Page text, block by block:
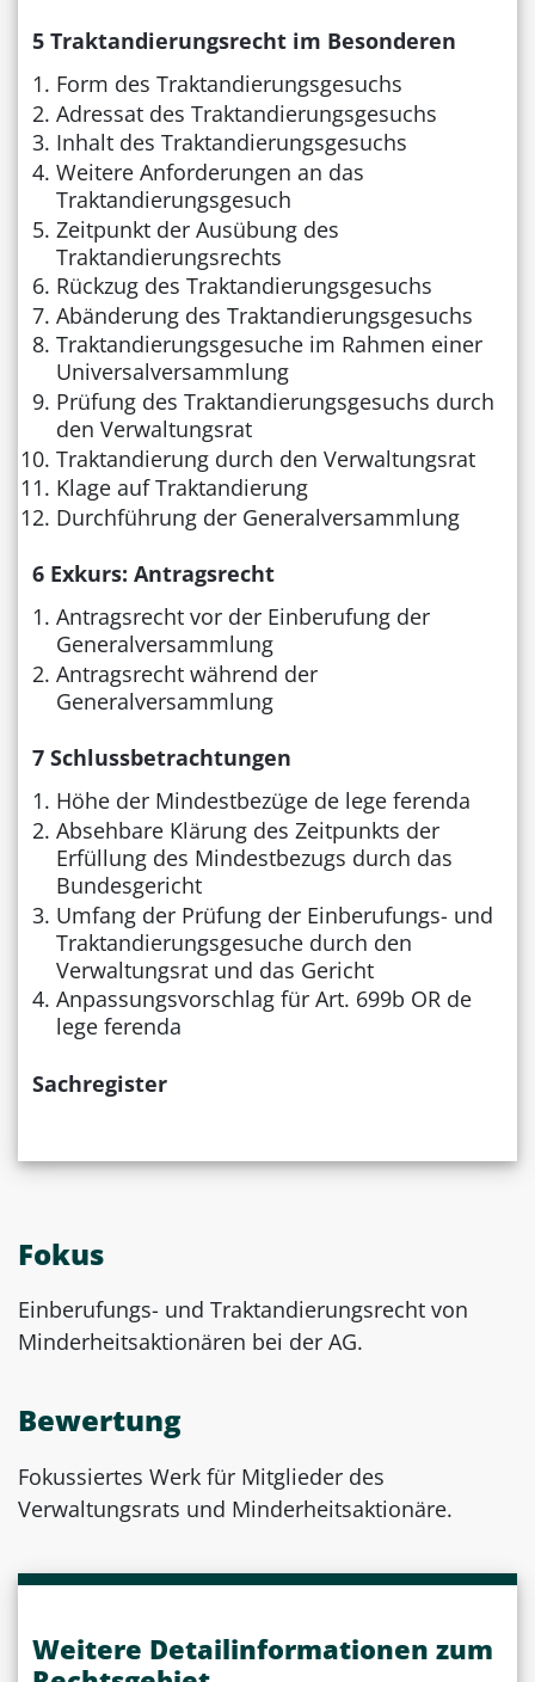
5 Traktandierungsrecht im Besonderen
Form des Traktandierungsgesuchs
Adressat des Traktandierungsgesuchs
Inhalt des Traktandierungsgesuchs
Weitere Anforderungen an das
Traktandierungsgesuch
Zeitpunkt der Ausübung des
Traktandierungsrechts
Rückzug des Traktandierungsgesuchs
Abänderung des Traktandierungsgesuchs
Traktandierungsgesuche im Rahmen einer
Universalversammlung
Prüfung des Traktandierungsgesuchs durch
den Verwaltungsrat
Traktandierung durch den Verwaltungsrat
Klage auf Traktandierung
Durchführung der Generalversammlung
6 Exkurs: Antragsrecht
Antragsrecht vor der Einberufung der
Generalversammlung
Antragsrecht während der
Generalversammlung
7 Schlussbetrachtungen
Höhe der Mindestbezüge de lege ferenda
Absehbare Klärung des Zeitpunkts der
Erfüllung des Mindestbezugs durch das
Bundesgericht
Umfang der Prüfung der Einberufungs- und
Traktandierungsgesuche durch den
Verwaltungsrat und das Gericht
Anpassungsvorschlag für Art. 699b OR de
lege ferenda
Sachregister
Fokus
Einberufungs- und Traktandierungsrecht von
Minderheitsaktionären bei der AG.
Bewertung
Fokussiertes Werk für Mitglieder des
Verwaltungsrats und Minderheitsaktionäre.
Weitere Detailinformationen zum